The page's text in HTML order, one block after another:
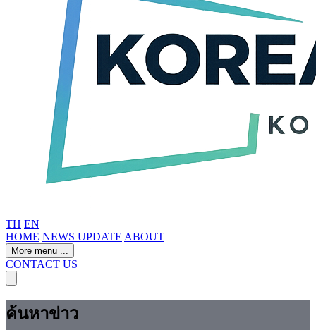
TH EN
HOME NEWS UPDATE ABOUT
More menu ...
CONTACT US
ค้นหาข่าว